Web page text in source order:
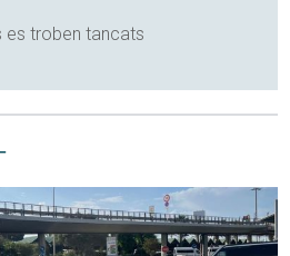
es troben tancats